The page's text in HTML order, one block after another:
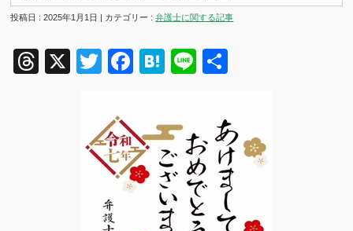
投稿日 : 2025年1月1日 | カテゴリー :弁護士に関する記事
Threads
X TwitterFacebook
Hatena
Line